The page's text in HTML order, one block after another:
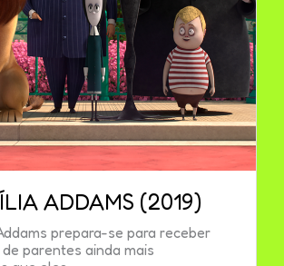
ADDAMS (2019)
prepara-se para receber
parentes ainda mais